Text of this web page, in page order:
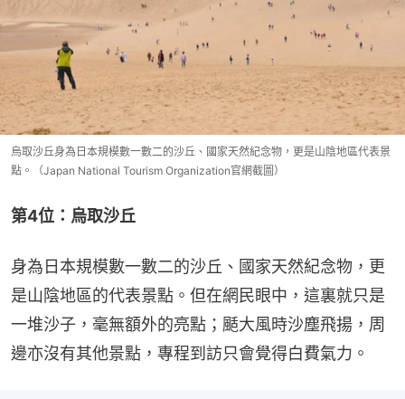
烏取沙丘身為日本規模數一數二的沙丘、國家天然紀念物，更是山陰地區代表景
點。（Japan National Tourism Organization官網截圖）
第4位：烏取沙丘
身為日本規模數一數二的沙丘、國家天然紀念物，更
是山陰地區的代表景點。但在網民眼中，這裏就只是
一堆沙子，毫無額外的亮點；颳大風時沙塵飛揚，周
邊亦沒有其他景點，專程到訪只會覺得白費氣力。